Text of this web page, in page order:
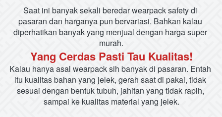
Saat ini banyak sekali beredar wearpack safety di
pasaran dan harganya pun bervariasi. Bahkan kalau
diperhatikan banyak yang menjual dengan harga super
murah.
Yang Cerdas Pasti Tau Kualitas!
Kalau hanya asal wearpack sih banyak di pasaran. Entah
itu kualitas bahan yang jelek, gerah saat di pakai, tidak
sesuai dengan bentuk tubuh, jahitan yang tidak rapih,
sampai ke kualitas material yang jelek.